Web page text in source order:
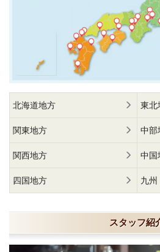
北海道地方 東北
関東地方 中部
関西地方 中国
四国地方 九州
スタッフ紹